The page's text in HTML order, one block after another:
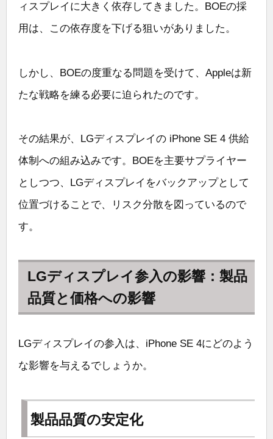
ィスプレイに大きく依存してきました。BOEの採
用は、この依存度を下げる狙いがありました。
しかし、BOEの度重なる問題を受けて、Appleは新
たな戦略を練る必要に迫られたのです。
その結果が、LGディスプレイの iPhone SE 4 供給
体制への組み込みです。BOEを主要サプライヤー
としつつ、LGディスプレイをバックアップとして
位置づけることで、リスク分散を図っているので
す。
LGディスプレイ参入の影響：製品
品質と価格への影響
LGディスプレイの参入は、iPhone SE 4にどのよう
な影響を与えるでしょうか。
製品品質の安定化